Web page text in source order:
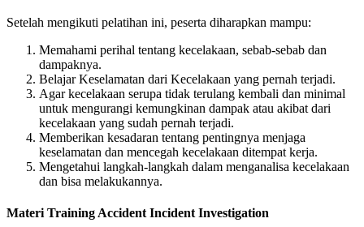
Setelah mengikuti pelatihan ini, peserta diharapkan mampu:
Memahami perihal tentang kecelakaan, sebab-sebab dan
dampaknya.
Belajar Keselamatan dari Kecelakaan yang pernah terjadi.
Agar kecelakaan serupa tidak terulang kembali dan minimal
untuk mengurangi kemungkinan dampak atau akibat dari
kecelakaan yang sudah pernah terjadi.
Memberikan kesadaran tentang pentingnya menjaga
keselamatan dan mencegah kecelakaan ditempat kerja.
Mengetahui langkah-langkah dalam menganalisa kecelakaan
dan bisa melakukannya.
Materi Training Accident Incident Investigation